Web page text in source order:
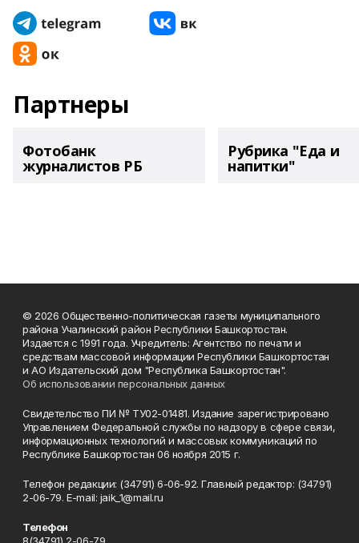
Партнеры
Фотобанк
журналистов РБ
Рубрика "Еда и
напитки"
© 2026 Общественно-политическая газеты муниципального
района Учалинский район Республики Башкортостан.
Издается с 1991 года. Учредитель: Агентство по печати и
средствам массовой информации Республики Башкортостан
и АО Издательский дом "Республика Башкортостан".
Об использовании персональных данных
Свидетельство ПИ № ТУ02-01481. Издание зарегистрировано
Управлением Федеральной службы по надзору в сфере связи,
информационных технологий и массовых коммуникаций по
Республике Башкортостан 06 ноября 2015 г.
Телефон редакции: (34791) 6-06-92. Главный редактор: (34791)
2-06-79. Е-mаil: jaik_1@mail.ru
Телефон